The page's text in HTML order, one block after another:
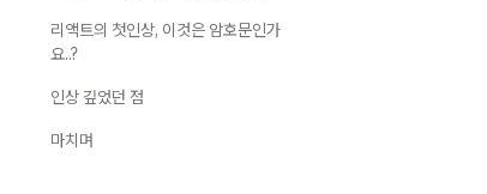
리액트의 첫인상, 이것은 암호문인가
요..?
인상 깊었던 점
마치며